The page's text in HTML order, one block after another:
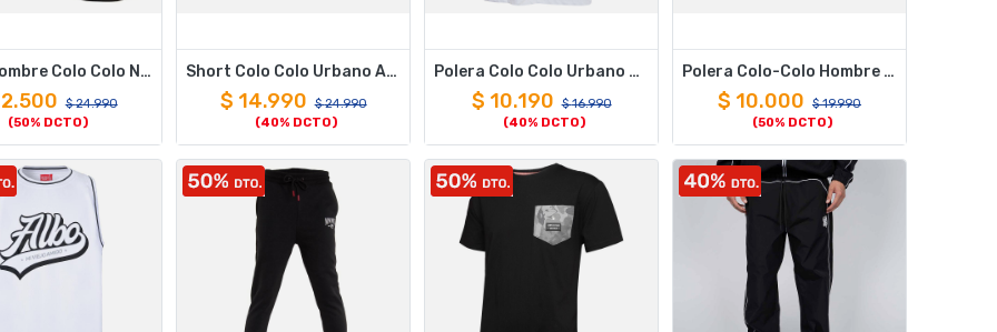
Short Hombre Colo Colo Negro XXL
$24.990
(50% DCTO)
Short Colo Colo Urbano All Black Shield White Red
$ 14.990 $24.990
(40% DCTO)
Polera Colo Colo Urbano «Cacique Blanco» Blanca
$ 10.190 $16.990
(40% DCTO)
Polera Colo-Colo Hombre “Qué lindo es ser de CC” Negro - XXL
$ 10.000 $19.990
(50% DCTO)